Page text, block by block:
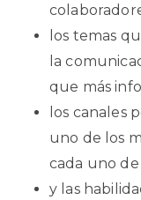
los temas
la
que más
los canales
uno de los
cada uno de
y las